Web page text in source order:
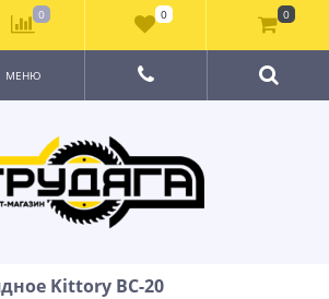
МЕНЮ
Kittory BC-20
0 0 0